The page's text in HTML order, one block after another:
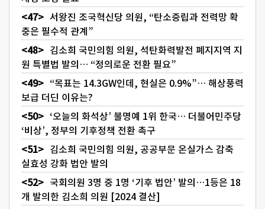
서왕진 조국혁신당 의원, “탄소중립과 전력망 확
충은 필수적 관계”
김소희 국민의힘 의원, 석탄화력발전 폐지지역 지
원 특별법 발의… “정의로운 전환 필요”
“목표는 14.3GW인데, 현실은 0.9%”… 해상풍력
보급 더딘 이유는?
‘오늘의 화석상’ 불명예 1위 한국… 더불어민주당
‘비상’, 정부의 기후정책 전환 촉구
김소희 국민의힘 의원, 공공부문 온실가스 감축
실효성 강화 법안 발의
국회의원 3명 중 1명 ‘기후 법안’ 발의…1등은 18
개 발의한 김소희 의원 [2024 결산]